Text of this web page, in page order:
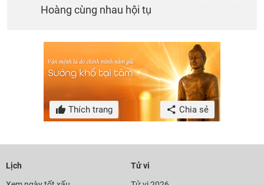
Hoàng cùng nhau hội tụ
Thích trang Chia sẻ
Lịch
Tử vi